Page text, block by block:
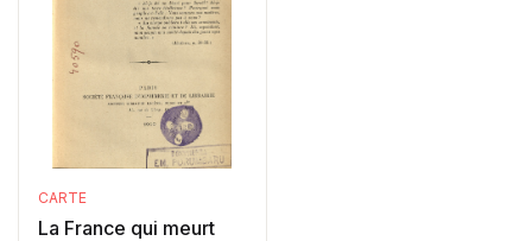
CARTE
La France qui meurt